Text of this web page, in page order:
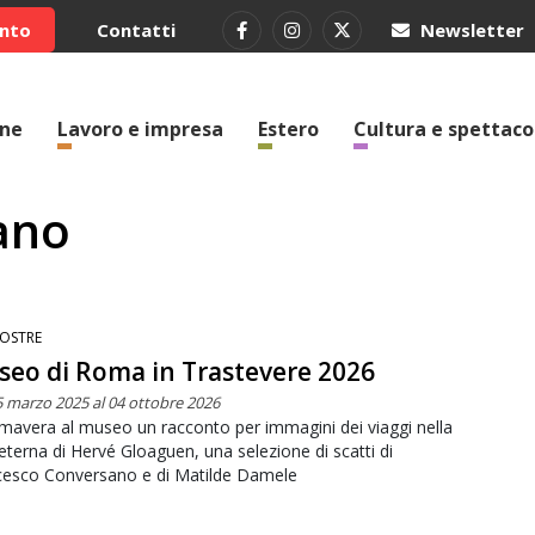
Contatti Newsletter
Lavoro e impresa Estero Cultura e
di Roma in Trastevere 2026
marzo 2025 al 04 ottobre 2026
al museo un racconto per immagini dei viaggi nella
di Hervé Gloaguen, una selezione di scatti di
Conversano e di Matilde Damele